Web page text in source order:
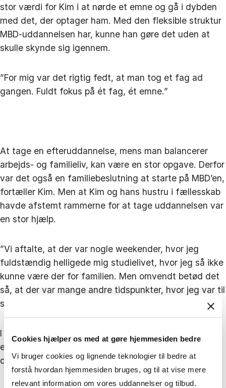
Cookies hjælper os med at gøre hjemmesiden bedre
Vi bruger cookies og lignende teknologier til bedre at
forstå hvordan hjemmesiden bruges, og til at vise mere
relevant information om vores uddannelser og tilbud.
stor værdi for Kim i at nørde et emne og gå i dybden
med det, der optager ham. Med den fleksible struktur
MBD-uddannelsen har, kunne han gøre det uden at
skulle skynde sig igennem.
”For mig var det rigtig fedt, at man tog et fag ad
gangen. Fuldt fokus på ét fag, ét emne.”
At tage en efteruddannelse, mens man balancerer
arbejds- og familieliv, kan være en stor opgave. Derfor
var det også en familiebeslutning at starte på MBD’en,
fortæller Kim. Men at Kim og hans hustru i fællesskab
havde afstemt rammerne for at tage uddannelsen var
en stor hjælp.
”Vi aftalte, at der var nogle weekender, hvor jeg
fuldstændig helligede mig studielivet, hvor jeg så ikke
kunne være der for familien. Men omvendt betød det
så, at der var mange andre tidspunkter, hvor jeg var til
stede helt uforstyrret.”
I sidste ende var det nemmere at komme igennem,
end Kim havde regnet med. ”Jeg synes egentlig ikke,
det var så omfattende, som jeg havde forventet.”